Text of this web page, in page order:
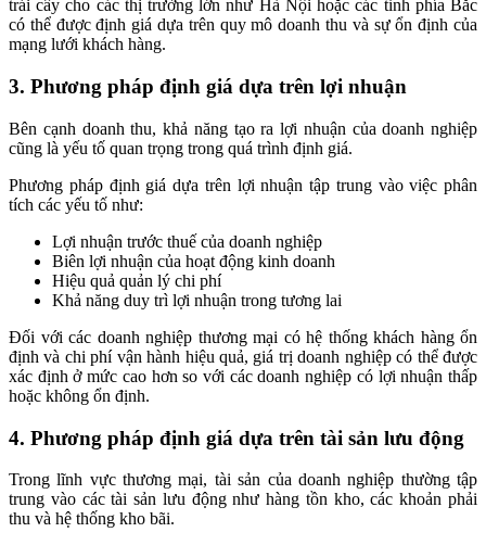
trái cây cho các thị trường lớn như Hà Nội hoặc các tỉnh phía Bắc
có thể được định giá dựa trên quy mô doanh thu và sự ổn định của
mạng lưới khách hàng.
3. Phương pháp định giá dựa trên lợi nhuận
Bên cạnh doanh thu, khả năng tạo ra lợi nhuận của doanh nghiệp
cũng là yếu tố quan trọng trong quá trình định giá.
Phương pháp định giá dựa trên lợi nhuận tập trung vào việc phân
tích các yếu tố như:
Lợi nhuận trước thuế của doanh nghiệp
Biên lợi nhuận của hoạt động kinh doanh
Hiệu quả quản lý chi phí
Khả năng duy trì lợi nhuận trong tương lai
Đối với các doanh nghiệp thương mại có hệ thống khách hàng ổn
định và chi phí vận hành hiệu quả, giá trị doanh nghiệp có thể được
xác định ở mức cao hơn so với các doanh nghiệp có lợi nhuận thấp
hoặc không ổn định.
4. Phương pháp định giá dựa trên tài sản lưu động
Trong lĩnh vực thương mại, tài sản của doanh nghiệp thường tập
trung vào các tài sản lưu động như hàng tồn kho, các khoản phải
thu và hệ thống kho bãi.